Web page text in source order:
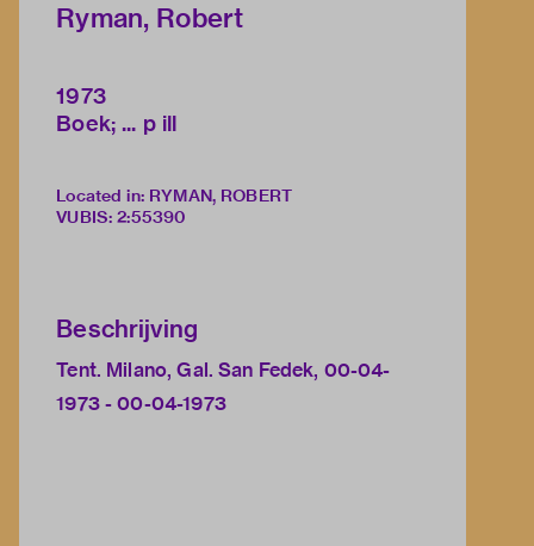
Ryman, Robert
1973
Boek; ... p ill
Located in: RYMAN, ROBERT
VUBIS: 2:55390
Beschrijving
Tent. Milano, Gal. San Fedek, 00-04-
1973 - 00-04-1973